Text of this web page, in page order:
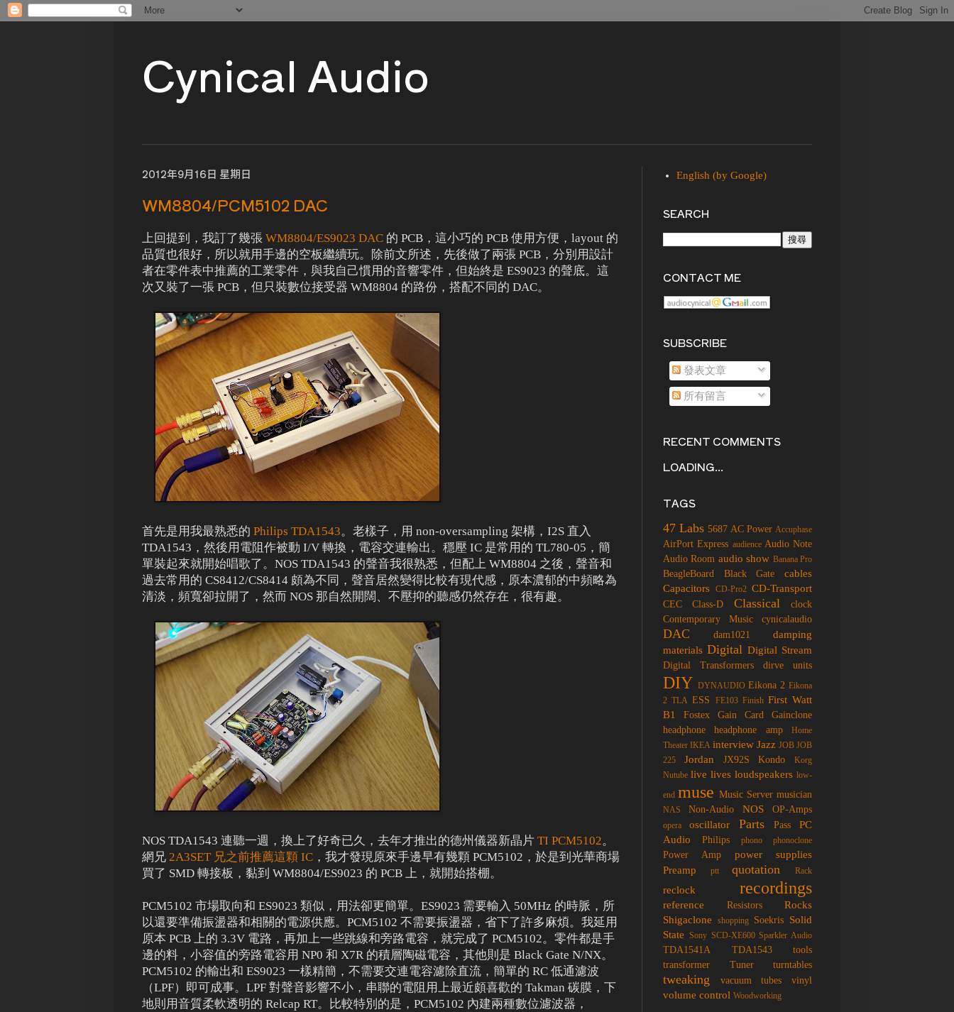
Cynical Audio
2012年9月16日 星期日
WM8804/PCM5102 DAC
上回提到，我訂了幾張 WM8804/ES9023 DAC 的 PCB，這小巧的 PCB 使用方便，layout 的
品質也很好，所以就用手邊的空板繼續玩。除前文所述，先後做了兩張 PCB，分別用設計
者在零件表中推薦的工業零件，與我自己慣用的音響零件，但始終是 ES9023 的聲底。這
次又裝了一張 PCB，但只裝數位接受器 WM8804 的路份，搭配不同的 DAC。
首先是用我最熟悉的 Philips TDA1543。老樣子，用 non-oversampling 架構，I2S 直入
TDA1543，然後用電阻作被動 I/V 轉換，電容交連輸出。穩壓 IC 是常用的 TL780-05，簡
單裝起來就開始唱歌了。NOS TDA1543 的聲音我很熟悉，但配上 WM8804 之後，聲音和
過去常用的 CS8412/CS8414 頗為不同，聲音居然變得比較有現代感，原本濃郁的中頻略為
清淡，頻寬卻拉開了，然而 NOS 那自然開闊、不壓抑的聽感仍然存在，很有趣。
NOS TDA1543 連聽一週，換上了好奇已久，去年才推出的德州儀器新晶片 TI PCM5102。
網兄 2A3SET 兄之前推薦這顆 IC ，我才發現原來手邊早有幾顆 PCM5102，於是到光華商場
買了 SMD 轉接板，黏到 WM8804/ES9023 的 PCB 上，就開始搭棚。
PCM5102 市場取向和 ES9023 類似，用法卻更簡單。ES9023 需要輸入 50MHz 的時脈，所
以還要準備振盪器和相關的電源供應。PCM5102 不需要振盪器，省下了許多麻煩。我延用
原本 PCB 上的 3.3V 電路，再加上一些跳線和旁路電容，就完成了 PCM5102。零件都是手
邊的料，小容值的旁路電容用 NP0 和 X7R 的積層陶磁電容，其他則是 Black Gate N/NX。
PCM5102 的輸出和 ES9023 一樣精簡，不需要交連電容濾除直流，簡單的 RC 低通濾波
（LPF）即可成事。LPF 對聲音影響不小，串聯的電阻用上最近頗喜歡的 Takman 碳膜，下
地則用音質柔軟透明的 Relcap RT。比較特別的是，PCM5102 內建兩種數位濾波器，
English (by Google)
SEARCH
CONTACT ME
SUBSCRIBE
發表文章
所有留言
RECENT COMMENTS
LOADING...
TAGS
47 Labs 5687 AC Power Accuphase
AirPort Express audience Audio Note
Audio Room audio show Banana Pro
BeagleBoard Black Gate
cables
Capacitors CD-Pro2 CD-Transport
CEC Class-D Classical
clock
Contemporary Music
cynicalaudio
DAC dam1021
damping
materials Digital Digital Stream
Digital Transformers dirve units
DIY DYNAUDIO Eikona 2 Eikona
2 TLA ESS FE103 Finish First Watt
B1
Fostex Gain Card
Gainclone
headphone
headphone amp
Home
Theater IKEA interview Jazz JOB JOB
225
Jordan JX92S Kondo
Korg
Nutube live lives loudspeakers low-
end muse Music Server musician
NAS Non-Audio NOS OP-Amps
opera oscillator Parts Pass
PC
Audio
Philips phono phonoclone
Power Amp
power supplies
Preamp
ptt quotation Rack
reclock recordings
reference Resistors
Rocks
Shigaclone
shopping Soekris Solid
State Sony SCD-XE600 Sparkler Audio
TDA1541A TDA1543
tools
transformer
Tuner turntables
tweaking vacuum tubes vinyl
volume control Woodworking